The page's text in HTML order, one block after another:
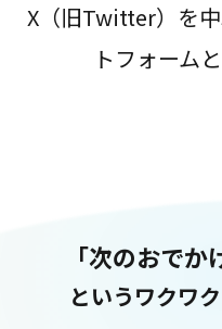
X（旧Twitter）を
トフォーム
「次のおでか
というワクワ